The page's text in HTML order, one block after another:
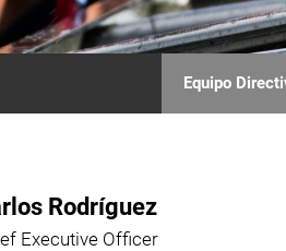
Equipo
Rodríguez
Executive Officer